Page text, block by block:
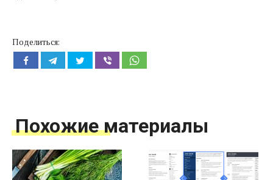
Поделиться:
Похожие материалы